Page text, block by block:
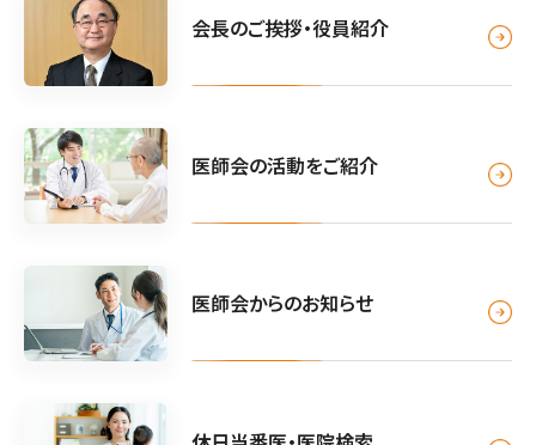
会長のご挨拶・役員紹介
医師会の活動をご紹介
医師会からのお知らせ